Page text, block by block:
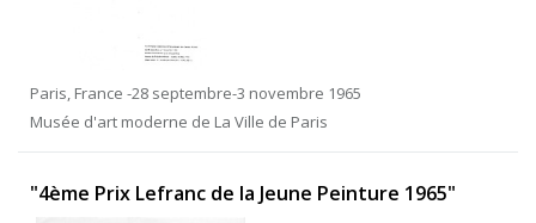
Paris, France -28 septembre-3 novembre 1965
Musée d'art moderne de La Ville de Paris
"4ème Prix Lefranc de la Jeune Peinture 1965"